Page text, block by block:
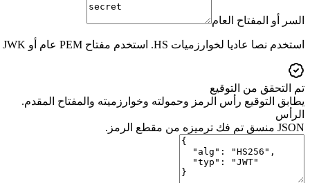
السر أو المفتاح العام
استخدم نصا عاديا لخوارزميات HS. استخدم مفتاح PEM عام أو JWK أو JWKS لخوارزميات RS وPS وES. لا يتم حفظ القيم.
تم التحقق من التوقيع
يطابق التوقيع رأس الرمز وحمولته وخوارزميته والمفتاح المقدم.
الرأس
JSON منسق تم فك ترميزه من مقطع الرمز.